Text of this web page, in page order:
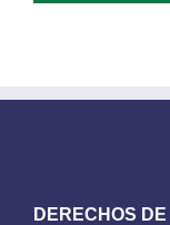
DERECHOS